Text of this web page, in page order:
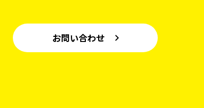
お問い合わせ